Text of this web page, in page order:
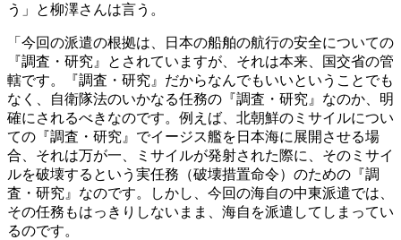
う」と柳澤さんは言う。
「今回の派遣の根拠は、日本の船舶の航行の安全についての
『調査・研究』とされていますが、それは本来、国交省の管
轄です。『調査・研究』だからなんでもいいということでも
なく、自衛隊法のいかなる任務の『調査・研究』なのか、明
確にされるべきなのです。例えば、北朝鮮のミサイルについ
ての『調査・研究』でイージス艦を日本海に展開させる場
合、それは万が一、ミサイルが発射された際に、そのミサイ
ルを破壊するという実任務（破壊措置命令）のための『調
査・研究』なのです。しかし、今回の海自の中東派遣では、
その任務もはっきりしないまま、海自を派遣してしまってい
るのです。